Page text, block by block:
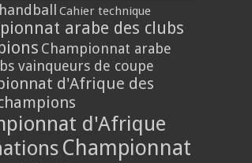
Cahier technique
arabe des clubs
Championnat arabe
vainqueurs de coupe
d'Afrique des
d'Afrique
Championnat